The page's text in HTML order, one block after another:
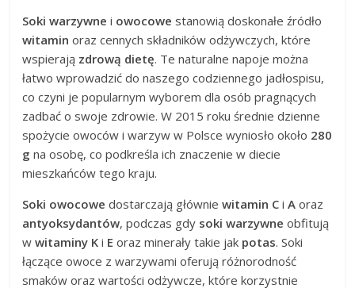
Soki warzywne i owocowe stanowią doskonałe źródło
witamin oraz cennych składników odżywczych, które
wspierają zdrową dietę. Te naturalne napoje można
łatwo wprowadzić do naszego codziennego jadłospisu,
co czyni je popularnym wyborem dla osób pragnących
zadbać o swoje zdrowie. W 2015 roku średnie dzienne
spożycie owoców i warzyw w Polsce wyniosło około 280
g na osobę, co podkreśla ich znaczenie w diecie
mieszkańców tego kraju.
Soki owocowe dostarczają główniewitamin C iA oraz
antyoksydantów, podczas gdy soki warzywne obfitują
wwitaminy K i E oraz minerały takie jak potas. Soki
łączące owoce z warzywami oferują różnorodność
smaków oraz wartości odżywcze, które korzystnie